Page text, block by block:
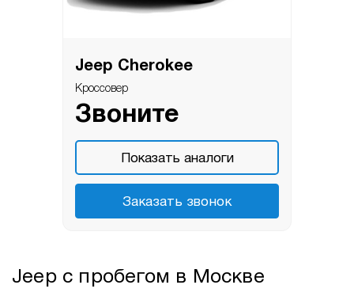
Jeep Cherokee
Кроссовер
Звоните
Показать аналоги
Заказать звонок
Jeep с пробегом в Москве